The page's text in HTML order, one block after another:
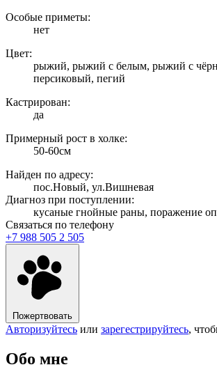
Особые приметы:
нет
Цвет:
рыжий, рыжий с белым, рыжий с
персиковый, пегий
Кастрирован:
да
Примерный рост в холке:
50-60см
Найден по адресу:
пос.Новый, ул.Вишневая
Диагноз при поступлении:
кусаные гнойные раны, поражение
Связаться по телефону
+7 988 505 2 505
Пожертвовать
Авторизуйтесь или зарегестрируйтесь,
Обо мне